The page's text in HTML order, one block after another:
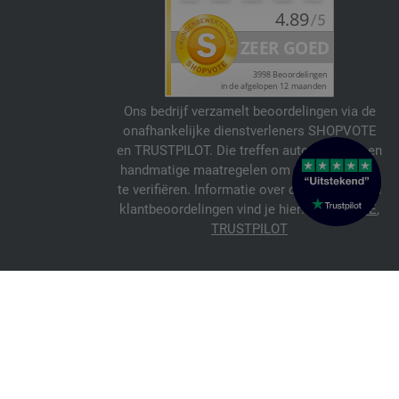
Ons bedrijf verzamelt beoordelingen via de
onafhankelijke dienstverleners SHOPVOTE
en TRUSTPILOT. Die treffen automatische en
handmatige maatregelen om beoordelingen
te verifiëren. Informatie over de echtheid van
klantbeoordelingen vind je hier: SHOPVOTE,
TRUSTPILOT